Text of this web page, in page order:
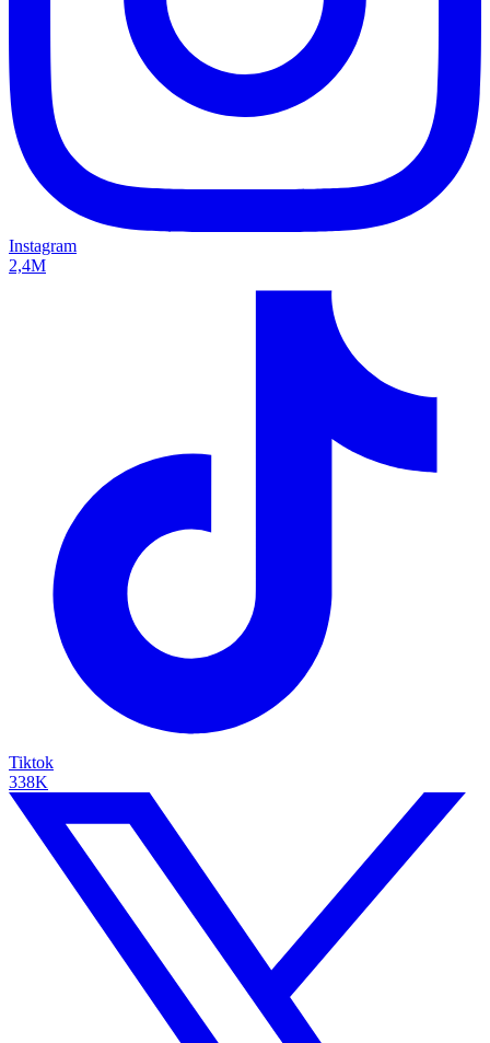
Instagram
2,4M
Tiktok
338K